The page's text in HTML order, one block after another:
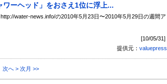
ワーヘッド」をおさえ1位に浮上...
water-news.info/の2010年5月23日〜2010年5月29日の週間ア
[10/05/31]
提供元： valuepress
次へ > 次月 >>